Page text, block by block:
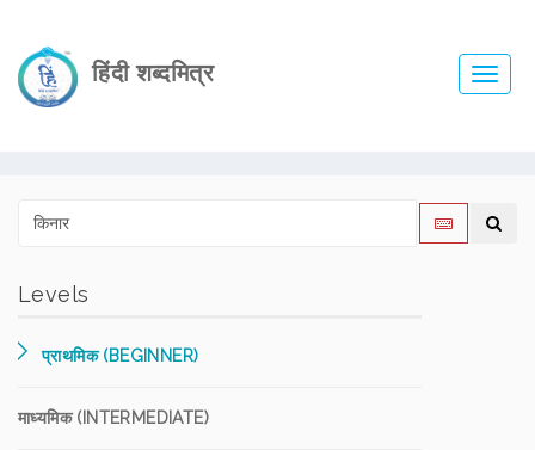
हिंदी शब्दमित्र
Levels
प्राथमिक (BEGINNER)
माध्यमिक (INTERMEDIATE)